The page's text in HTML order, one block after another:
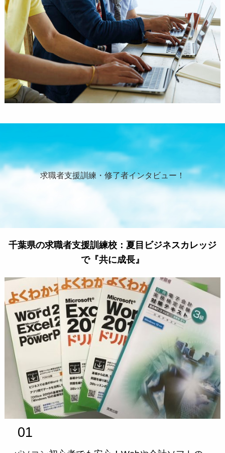
求職者支援訓練・修了者インタビュー！
千葉県の求職者支援訓練校：夏目ビジネスカレッジ
で『共に成長』
01